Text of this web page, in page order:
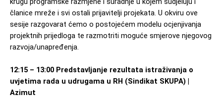
članice mreže i svi ostali prijavitelji projekata. U okviru ove
sesije razgovarat ćemo o postojećem modelu ocjenjivanja
projektnih prijedloga te razmotriti moguće smjerove njegovog
razvoja/unapređenja.
12:15 – 13:00 Predstavljanje rezultata istraživanja o
uvjetima rada u udrugama u RH (Sindikat SKUPA) |
Azimut